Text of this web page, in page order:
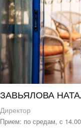
ЗАВЬЯЛОВА
Директор
Прием: по средам, с